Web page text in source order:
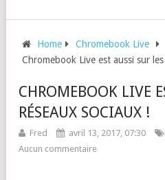
Home
Chromebook Live
Chromebook Live est aussi sur
CHROMEBOOK LIVE
RÉSEAUX SOCIAUX !
Fred avril 13, 2017, 07:30
Aucun commentaire